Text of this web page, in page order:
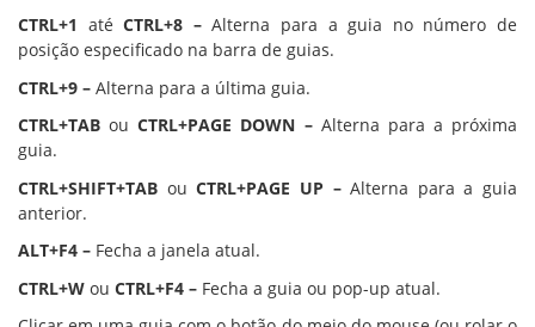
CTRL+1 atéCTRL+8 –Alterna para a guia no número de
posição especificado na barra de guias.
CTRL+9 – Alterna para a última guia.
CTRL+TAB ouCTRL+PAGE DOWN – Alterna para a próxima
guia.
CTRL+SHIFT+TAB ouCTRL+PAGE UP –Alterna para a guia
anterior.
ALT+F4 – Fecha a janela atual.
CTRL+W ou CTRL+F4 – Fecha a guia ou pop-up atual.